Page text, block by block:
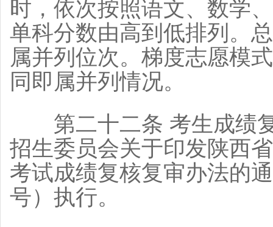
时，依次按照语文、数学
单科分数由高到低排列。
属并列位次。梯度志愿模
同即属并列情况。
第二十二条 考生成绩复
招生委员会关于印发陕西
考试成绩复核复审办法的
号）执行。